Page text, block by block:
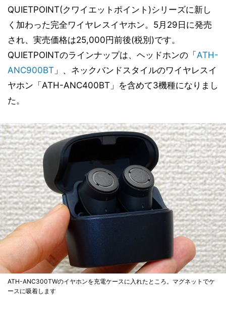
QUIETPOINT(クワイエットポイント)シリーズに新し
く加わった完全ワイヤレスイヤホン。5月29日に発売
され、実売価格は25,000円前後(税別)です。
QUIETPOINTのラインナップは、ヘッドホンの「ATH-
ANC900BT 」、ネックバンドスタイルのワイヤレスイ
ヤホン「ATH-ANC400BT」を含めて3機種になりまし
た。
ATH-ANC300TWのイヤホンを充電ケースに入れたところ。マグネットでケ
ースに吸着します